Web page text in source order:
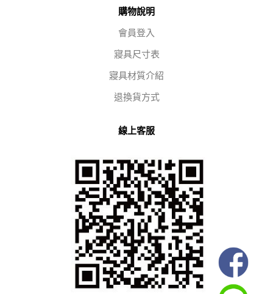
購物說明
會員登入
寢具尺寸表
寢具材質介紹
退換貨方式
線上客服